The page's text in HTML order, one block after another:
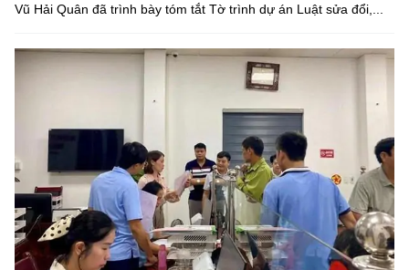
Vũ Hải Quân đã trình bày tóm tắt Tờ trình dự án Luật sửa đổi,...